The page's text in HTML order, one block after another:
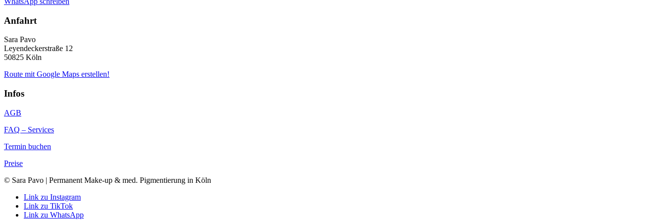
Anfahrt
Sara Pavo
Leyendeckerstraße 12
50825 Köln
Route mit Google Maps erstellen!
Infos
AGB
FAQ – Services
Termin buchen
Preise
© Sara Pavo | Permanent Make-up & med. Pigmentierung in Köln
Link zu Instagram
Link zu TikTok
Link zu WhatsApp